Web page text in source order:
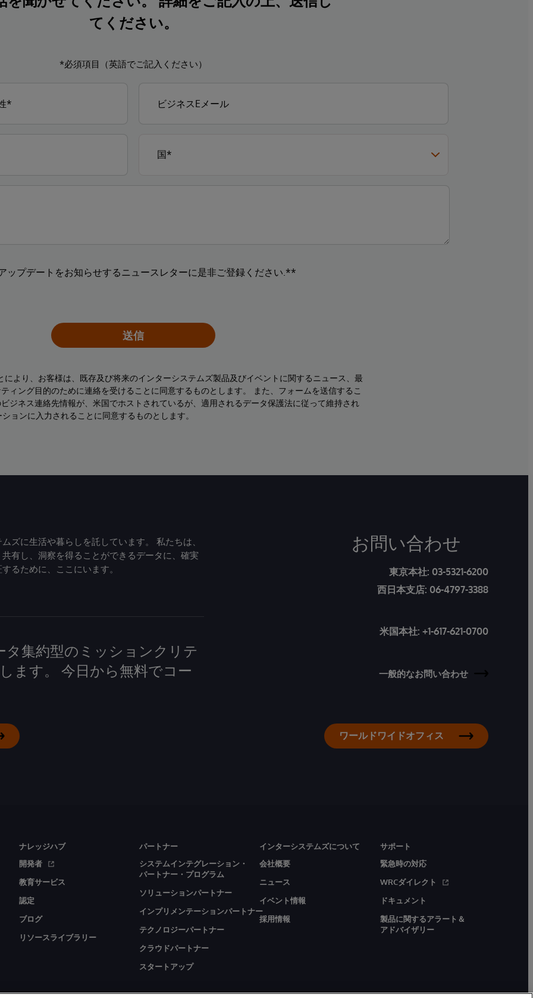
てください。
*必須項目（英語でご記入ください）
ップデートをお知らせするニュースレターに是非ご登録ください.**
送信
より、お客様は、既存及び将来のインターシステムズ製品及びイベントに関するニュース、最
ィング目的のために連絡を受けることに同意するものとします。 また、フォームを送信するこ
ジネス連絡先情報が、米国でホストされているが、適用されるデータ保護法に従って維持され
ョンに入力されることに同意するものとします。
ズに生活や暮らしを託しています。 私たちは、
有し、洞察を得ることができるデータに、確実
るために、ここにいます。
タ集約型のミッションクリテ
ます。 今日から無料でコー
お問い合わせ
東京本社: 03-5321-6200
西日本支店: 06-4797-3388
米国本社: +1-617-621-0700
一般的なお問い合わせ
ワールドワイドオフィス
ナレッジハブ
開発者
教育サービス
認定
ブログ
リソースライブラリー
パートナー
システムインテグレーション・
パートナー・プログラム
ソリューションパートナー
インプリメンテーションパートナー
テクノロジーパートナー
クラウドパートナー
スタートアップ
インターシステムズについて
会社概要
ニュース
イベント情報
採用情報
サポート
緊急時の対応
WRCダイレクト
ドキュメント
製品に関するアラート＆
アドバイザリー